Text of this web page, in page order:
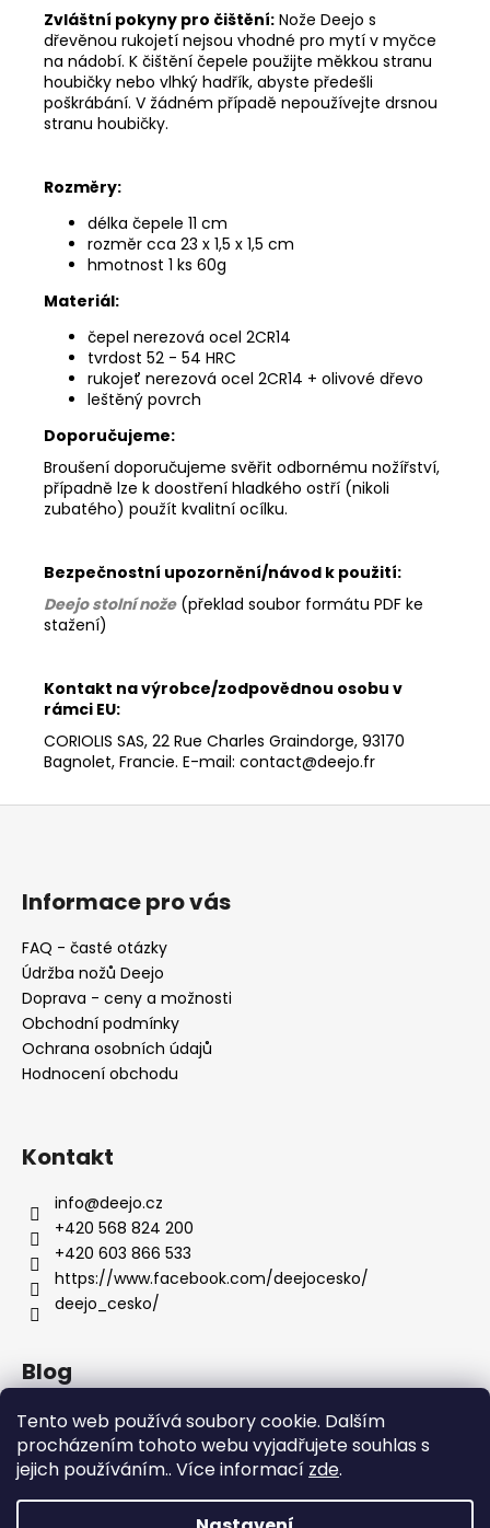
Tento web používá soubory cookie. Dalším
procházením tohoto webu vyjadřujete souhlas s
jejich používáním.. Více informací zde.
Zvláštní pokyny pro čištění: Nože Deejo s
dřevěnou rukojetí nejsou vhodné pro mytí v myčce
na nádobí. K čištění čepele použijte měkkou stranu
houbičky nebo vlhký hadřík, abyste předešli
poškrábání. V žádném případě nepoužívejte drsnou
stranu houbičky.
Rozměry:
délka čepele 11 cm
rozměr cca 23 x 1,5 x 1,5 cm
hmotnost 1 ks 60g
Materiál:
čepel nerezová ocel 2CR14
tvrdost 52 - 54 HRC
rukojeť nerezová ocel 2CR14 + olivové dřevo
leštěný povrch
Doporučujeme:
Broušení doporučujeme svěřit odbornému nožířství,
případně lze k doostření hladkého ostří (nikoli
zubatého) použít kvalitní ocílku.
Bezpečnostní upozornění/návod k použití:
Deejo stolní nože (překlad soubor formátu PDF ke
stažení)
Kontakt na výrobce/zodpovědnou osobu v
rámci EU:
CORIOLIS SAS, 22 Rue Charles Graindorge, 93170
Bagnolet, Francie. E-mail: contact@deejo.fr
Z
Informace pro vás
FAQ - časté otázky
Údržba nožů Deejo
Doprava - ceny a možnosti
Obchodní podmínky
Ochrana osobních údajů
Hodnocení obchodu
Kontakt
info@deejo.cz
+420 568 824 200
+420 603 866 533
https://www.facebook.com/deejocesko/
deejo_cesko/
Blog
Anatomie nožů Deejo
Dárky pro ženy
Servis nožů DEEJO